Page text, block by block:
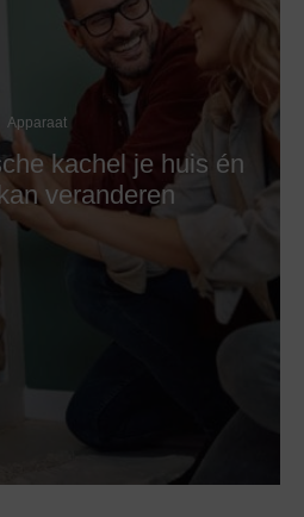
Apparaat
kachel je huis én
veranderen